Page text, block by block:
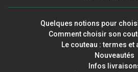
Quelques notions pour
Comment choisir son
Le couteau : termes et
Nouveautés
Infos